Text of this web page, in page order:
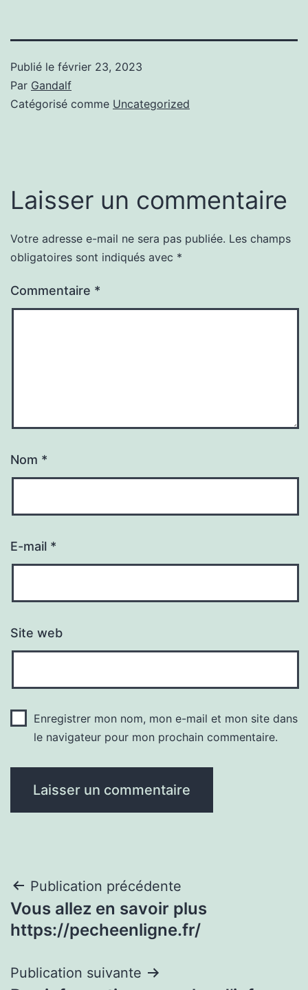
Publié le février 23, 2023
Par Gandalf
Catégorisé comme Uncategorized
Laisser un commentaire
Votre adresse e-mail ne sera pas publiée. Les champs
obligatoires sont indiqués avec *
Commentaire *
Nom *
E-mail *
Site web
Enregistrer mon nom, mon e-mail et mon site dans
le navigateur pour mon prochain commentaire.
Navigation
de
Publication précédente
Vous allez en savoir plus
https://pecheenligne.fr/
Publication suivante